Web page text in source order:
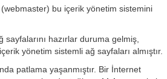
bu içerik yönetim sistemini
hazırlar duruma gelmiş,
yönetim sistemli ağ sayfaları almıştır.
patlama yaşanmıştır. Bir İnternet